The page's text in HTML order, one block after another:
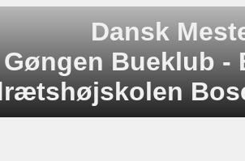
Dansk
Gøngen Bueklub -